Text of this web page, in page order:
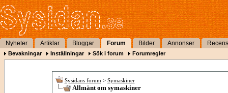
Nyheter Artiklar Bloggar Forum Bilder Annonser
Bevakningar Inställningar Sök i forum Forumregler
Sysidans forum > Symaskiner
Allmänt om symaskiner